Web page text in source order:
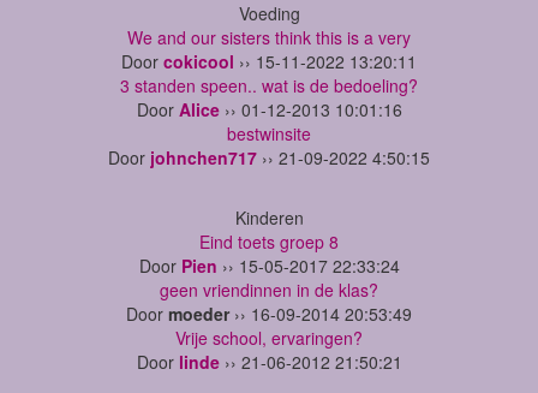
Voeding
We and our sisters think this is a very
Door cokicool ›› 15-11-2022 13:20:11
3 standen speen.. wat is de bedoeling?
Door Alice›› 01-12-2013 10:01:16
bestwinsite
Door johnchen717 ›› 21-09-2022 4:50:15
Kinderen
Eind toets groep 8
Door Pien ›› 15-05-2017 22:33:24
geen vriendinnen in de klas?
Door moeder›› 16-09-2014 20:53:49
Vrije school, ervaringen?
Door linde›› 21-06-2012 21:50:21